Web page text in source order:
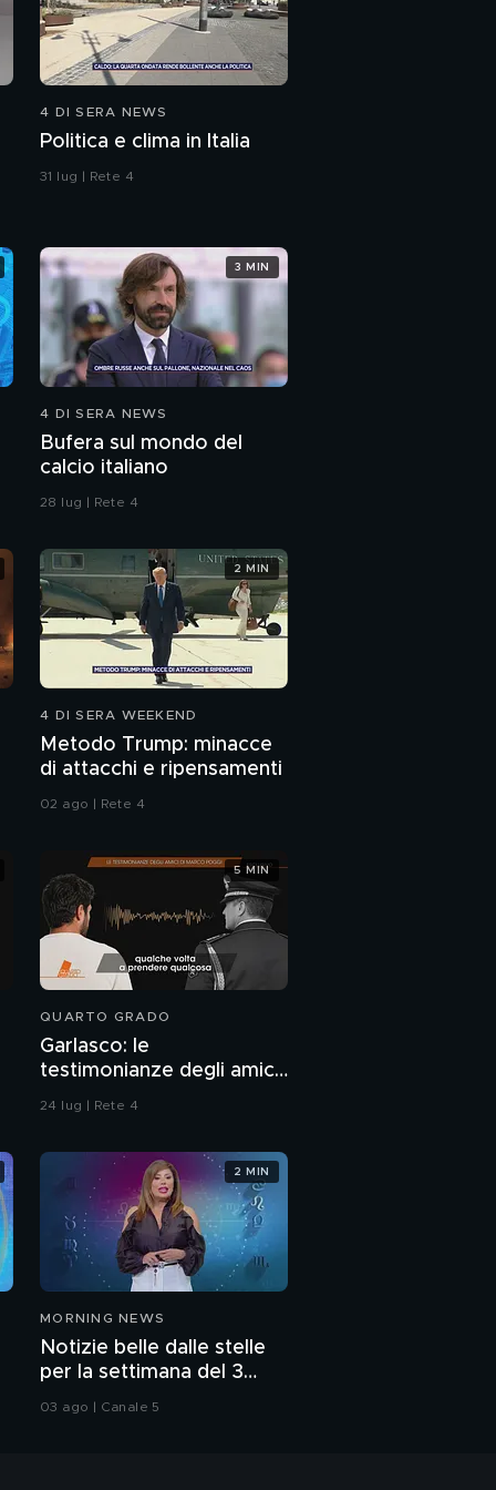
4 DI SERA NEWS
Politica e clima in Italia
31 lug | Rete 4
4 DI SERA NEWS
Bufera sul mondo del
calcio italiano
28 lug | Rete 4
3 MIN
4 DI SERA WEEKEND
Metodo Trump: minacce
di attacchi e ripensamenti
02 ago | Rete 4
2 MIN
QUARTO GRADO
Garlasco: le
testimonianze degli amici
di Marco Poggi
24 lug | Rete 4
5 MIN
MORNING NEWS
Notizie belle dalle stelle
per la settimana del 3
agosto
03 ago | Canale 5
2 MIN